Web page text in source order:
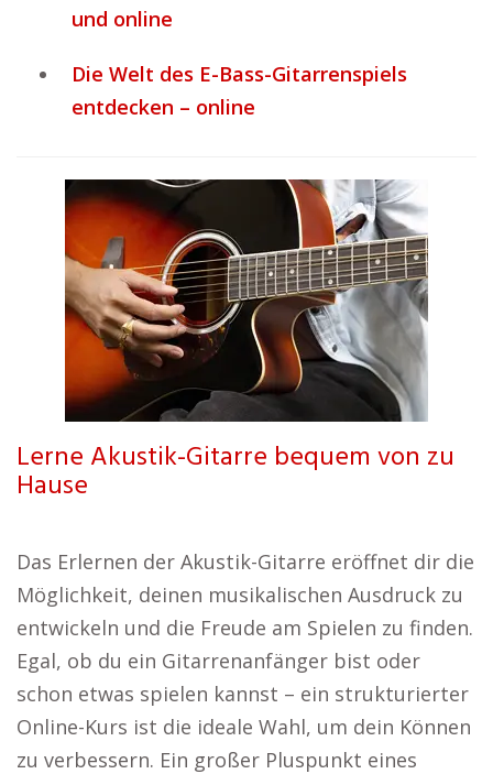
und online
Die Welt des E-Bass-Gitarrenspiels
entdecken – online
Lerne Akustik-Gitarre bequem von zu
Hause
Das Erlernen der Akustik-Gitarre eröffnet dir die
Möglichkeit, deinen musikalischen Ausdruck zu
entwickeln und die Freude am Spielen zu finden.
Egal, ob du ein Gitarrenanfänger bist oder
schon etwas spielen kannst – ein strukturierter
Online-Kurs ist die ideale Wahl, um dein Können
zu verbessern. Ein großer Pluspunkt eines